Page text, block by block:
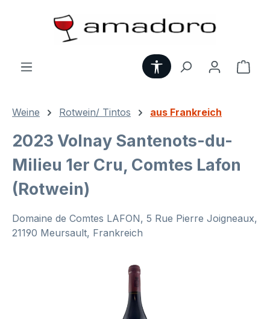
Zum Hauptinhalt springen
Werkzeugleiste
Weine Rotwein/ Tintos aus Frankreich
2023 Volnay Santenots-du-
Milieu 1er Cru, Comtes Lafon
(Rotwein)
Domaine de Comtes LAFON, 5 Rue Pierre Joigneaux,
21190 Meursault, Frankreich
Bildergalerie überspringen